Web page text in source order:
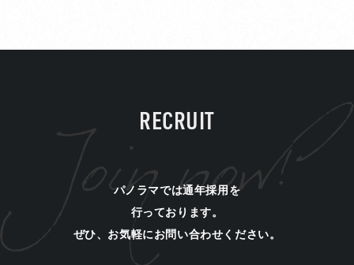
RECRUIT
パノラマでは通年採用を
行っております。
ぜひ、お気軽にお問い合わせください。